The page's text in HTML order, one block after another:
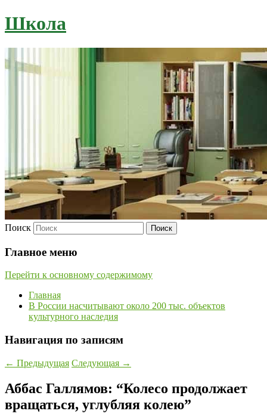
Школа
Поиск
Главное меню
Перейти к основному содержимому
Главная
В России насчитывают около 200 тыс. объектов
культурного наследия
Навигация по записям
← Предыдущая Следующая →
Аббас Галлямов: “Колесо продолжает
вращаться, углубляя колею”